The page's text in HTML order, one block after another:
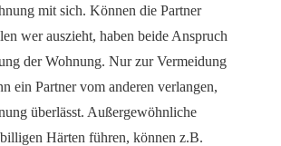
mit sich. Können die Partner
wer auszieht, haben beide Anspruch
der Wohnung. Nur zur Vermeidung
ein Partner vom anderen verlangen,
überlässt. Außergewöhnliche
Härten führen, können z.B.